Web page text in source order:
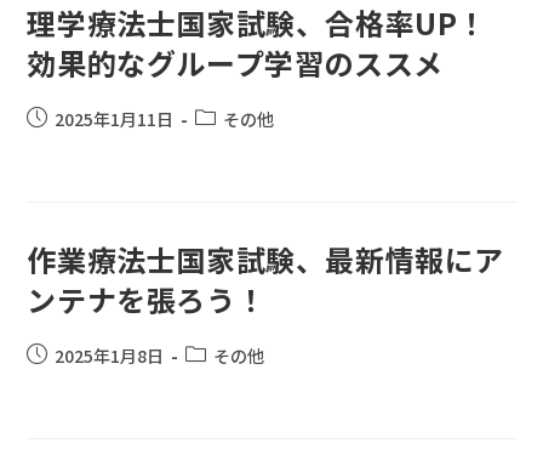
理学療法士国家試験、合格率UP！
効果的なグループ学習のススメ
2025年1月11日 その他
作業療法士国家試験、最新情報にア
ンテナを張ろう！
2025年1月8日 その他